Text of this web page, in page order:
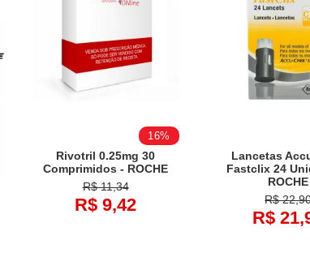
16%
Rivotril 0.25mg 30
Comprimidos - ROCHE
R$ 11,34
R$ 9,42
Lancetas
Fastclix 24
ROCHE
R$
R$